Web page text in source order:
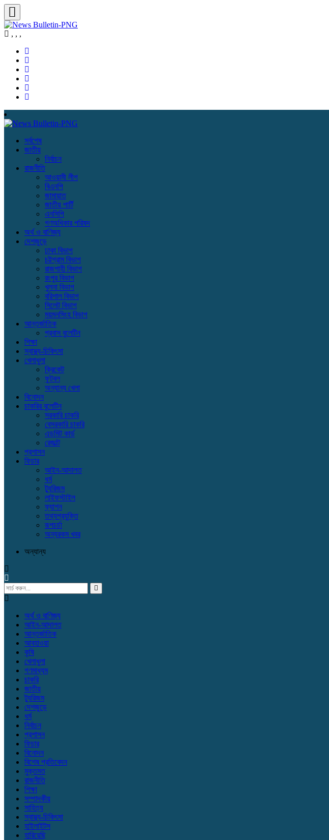
, , ,
সর্বশেষ
জাতীয়
নির্বাচন
রাজনীতি
আওয়ামী লীগ
বিএনপি
জামায়াত
জাতীয় পার্টি
এনসিপি
গণঅধিকার পরিষদ
অর্থ ও বাণিজ্য
দেশজুড়ে
ঢাকা বিভাগ
চট্টগ্রাম বিভাগ
রাজশাহী বিভাগ
রংপুর বিভাগ
খুলনা বিভাগ
বরিশাল বিভাগ
সিলেট বিভাগ
ময়মনসিংহ বিভাগ
আন্তর্জাতিক
প্রবাস বুলেটিন
শিক্ষা
স্বাস্থ্য-চিকিৎসা
খেলাধুলা
ক্রিকেট
ফুটবল
অন্যান্য খেলা
বিনোদন
চাকরির বুলেটিন
সরকারি চাকরি
বেসরকারি চাকরি
এডমিট কার্ড
রেজাল্ট
প্রশাসন
ফিচার
আইন-আদালত
ধর্ম
ট্যুরিজম
লাইফস্টাইল
ফ্যাশন
তথ্যপ্রযুক্তি
রূপচর্চা
অন্যরকম খবর
অন্যান্য
অর্থ ও বাণিজ্য
আইন-আদালত
আন্তর্জাতিক
আবহাওয়া
কৃষি
খেলাধুলা
গণমাধ্যম
চাকরি
জাতীয়
ট্যুরিজম
দেশজুড়ে
ধর্ম
নির্বাচন
প্রশাসন
ফিচার
বিনোদন
বিশেষ প্রতিবেদন
মুক্তমত
রাজনীতি
শিক্ষা
সম্পাদকীয়
সাহিত্য
স্বাস্থ্য-চিকিৎসা
হাইলাইটস
হারিয়েছি